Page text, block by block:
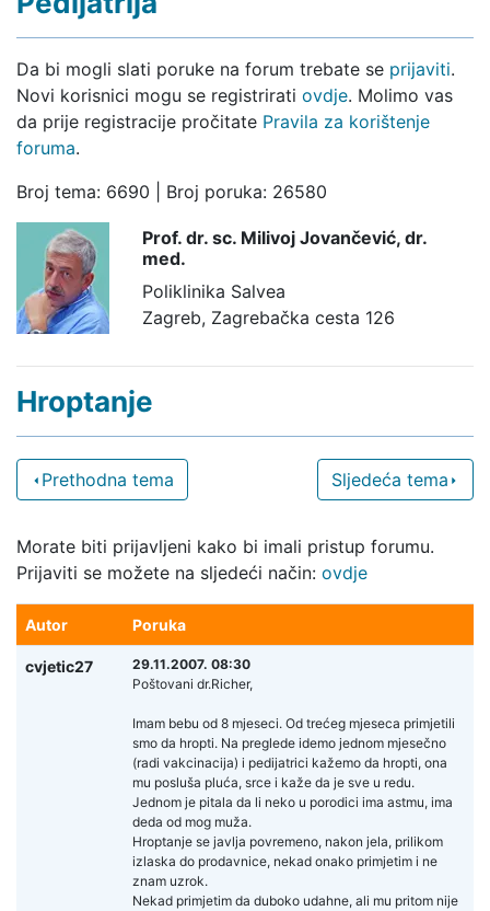
Da bi mogli slati poruke na forum trebate se prijaviti.
Novi korisnici mogu se registrirati ovdje. Molimo vas
da prije registracije pročitate Pravila za korištenje
foruma.
Broj tema: 6690 | Broj poruka: 26580
Prof. dr. sc. Milivoj Jovančević, dr.
med.
Poliklinika Salvea
Zagreb, Zagrebačka cesta 126
Hroptanje
Prethodna tema Sljedeća tema
Morate biti prijavljeni kako bi imali pristup forumu.
Prijaviti se možete na sljedeći način: ovdje
Autor Poruka
cvjetic27
29.11.2007. 08:30
Poštovani dr.Richer,
Imam bebu od 8 mjeseci. Od trećeg mjeseca primjetili
smo da hropti. Na preglede idemo jednom mjesečno
(radi vakcinacija) i pedijatrici kažemo da hropti, ona
mu posluša pluća, srce i kaže da je sve u redu.
Jednom je pitala da li neko u porodici ima astmu, ima
deda od mog muža.
Hroptanje se javlja povremeno, nakon jela, prilikom
izlaska do prodavnice, nekad onako primjetim i ne
znam uzrok.
Nekad primjetim da duboko udahne, ali mu pritom nije